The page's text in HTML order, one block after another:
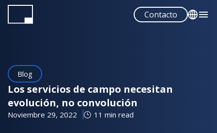
Pasar
Contacto
Blog
Los servicios de campo necesitan
evolución, no convolución
Noviembre 29, 2022 11 min read